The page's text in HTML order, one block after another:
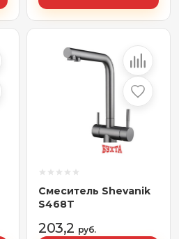
Смеситель Shevanik
S468T
203,2 руб.